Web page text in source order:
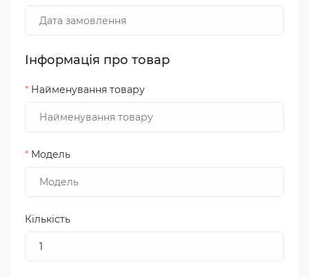
Інформація про товар
* Найменування товару
* Модель
Кількість